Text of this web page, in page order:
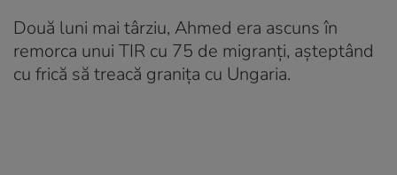
Două luni mai târziu, Ahmed era ascuns în
remorca unui TIR cu 75 de migranți, așteptând
cu frică să treacă granița cu Ungaria.